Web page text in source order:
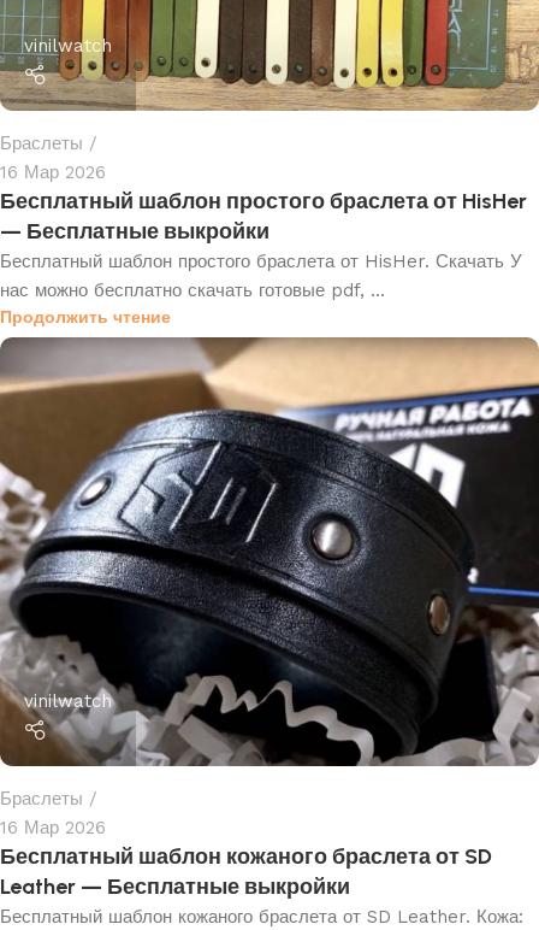
vinilwatch
Браслеты
16 Мар 2026
Бесплатный шаблон простого браслета от HisHer
— Бесплатные выкройки
Бесплатный шаблон простого браслета от HisHer. Скачать У
нас можно бесплатно скачать готовые pdf, ...
Продолжить чтение
vinilwatch
Браслеты
16 Мар 2026
Бесплатный шаблон кожаного браслета от SD
Leather — Бесплатные выкройки
Бесплатный шаблон кожаного браслета от SD Leather. Кожа: